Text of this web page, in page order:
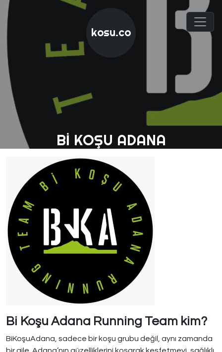
kosu.co
BI KOŞU ADANA
Bi Koşu Adana Running Team kim?
BiKoşuAdana, sadece bir koşu grubu değil, aynı zamanda